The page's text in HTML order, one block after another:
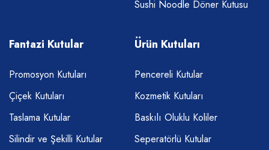
Sushi Noodle Döner Kutusu
Fantazi Kutular
Promosyon Kutuları
Çiçek Kutuları
Taslama Kutular
Silindir ve Şekilli Kutular
Ürün Kutuları
Pencereli Kutular
Kozmetik Kutuları
Baskılı Oluklu Koliler
Seperatörlü Kutular